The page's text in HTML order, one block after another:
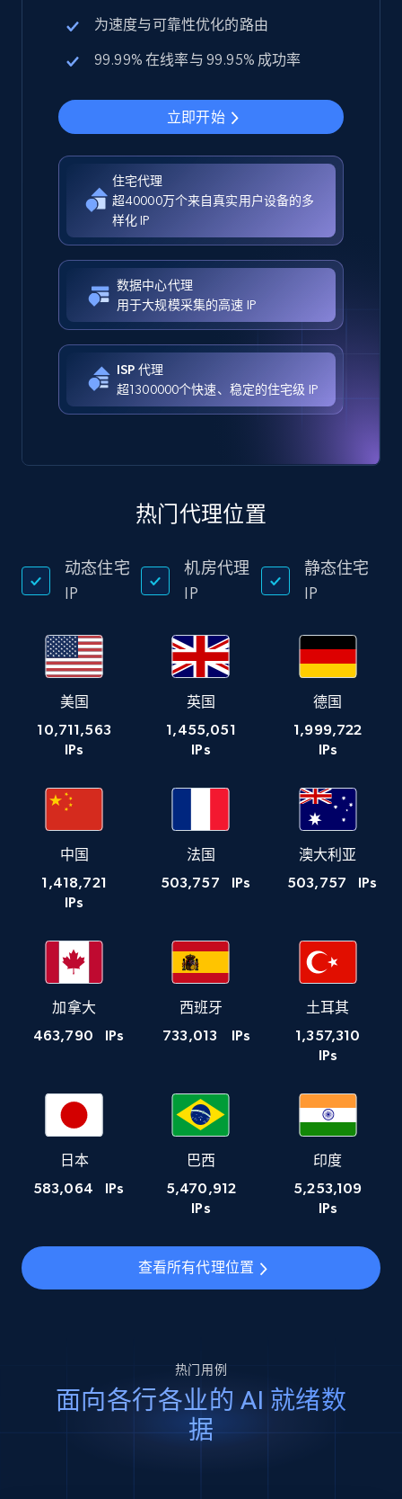
住宅代理
超40000万个来自真实用户设备的多
样化 IP
数据中心代理
用于大规模采集的高速 IP
ISP 代理
超1300000个快速、稳定的住宅级 IP
为速度与可靠性优化的路由
99.99% 在线率与 99.95% 成功率
立即开始
热门代理位置
动态住宅
IP
机房代理
IP
静态住宅
IP
美国
10,711,563
IPs
英国
1,455,051
IPs
德国
1,999,722
IPs
中国
1,418,721
IPs
法国
503,757 IPs
澳大利亚
503,757 IPs
加拿大
463,790 IPs
西班牙
733,013 IPs
土耳其
1,357,310
IPs
日本
583,064 IPs
巴西
5,470,912
IPs
印度
5,253,109
IPs
查看所有代理位置
热门用例
面向各行各业的 AI 就绪数
据